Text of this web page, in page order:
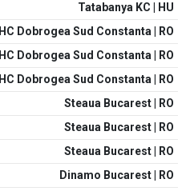
Tatabanya KC | HU
HC Dobrogea Sud Constanta | RO
HC Dobrogea Sud Constanta | RO
HC Dobrogea Sud Constanta | RO
Steaua Bucarest | RO
Steaua Bucarest | RO
Steaua Bucarest | RO
Dinamo Bucarest | RO